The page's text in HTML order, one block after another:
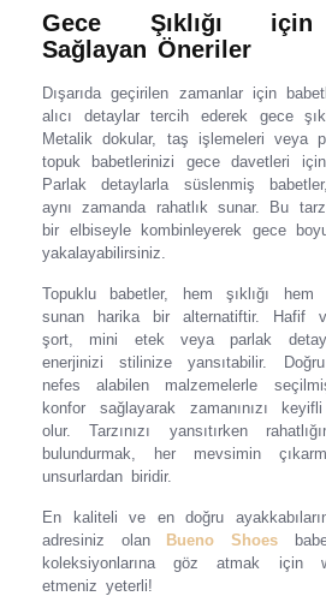
Gece Şıklığı için
Sağlayan Öneriler
Dışarıda geçirilen zamanlar için
alıcı detaylar tercih ederek gece
Metalik dokular, taş işlemeleri veya
topuk babetlerinizi gece davetleri
Parlak detaylarla süslenmiş
aynı zamanda rahatlık sunar. Bu
bir elbiseyle kombinleyerek gece
yakalayabilirsiniz.
Topuklu babetler, hem şıklığı
sunan harika bir alternatiftir. Hafif
şort, mini etek veya parlak
enerjinizi stilinize yansıtabilir.
nefes alabilen malzemelerle
konfor sağlayarak zamanınızı
olur. Tarzınızı yansıtırken
bulundurmak, her mevsimin
unsurlardan biridir.
En kaliteli ve en doğru
adresiniz olan
Bueno Shoes
koleksiyonlarına göz atmak için
etmeniz yeterli!